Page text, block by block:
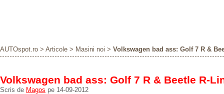
AUTOspot.ro > Articole > Masini noi > Volkswagen bad ass: Golf 7 R &
Volkswagen bad ass: Golf 7 R & Beetle R-
Scris de Magos pe 14-09-2012